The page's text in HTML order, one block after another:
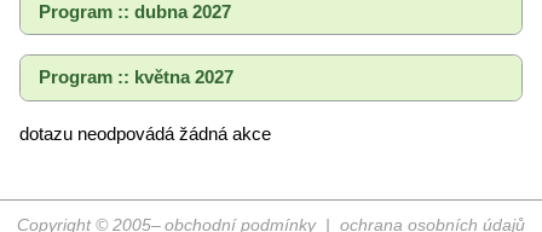
Program :: dubna 2027
Program :: května 2027
dotazu neodpovádá žádná akce
obchodní podmínky|ochrana osobních údajů
Copyright © 2005–